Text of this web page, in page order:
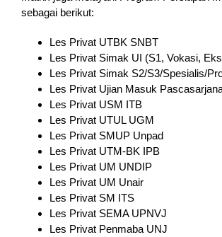
sebagai berikut:
Les Privat UTBK SNBT
Les Privat Simak UI (S1, Vokasi,
Les Privat Simak S2/S3/Spesialis/
Les Privat Ujian Masuk
Les Privat USM ITB
Les Privat UTUL UGM
Les Privat SMUP Unpad
Les Privat UTM-BK IPB
Les Privat UM UNDIP
Les Privat UM Unair
Les Privat SM ITS
Les Privat SEMA UPNVJ
Les Privat Penmaba UNJ